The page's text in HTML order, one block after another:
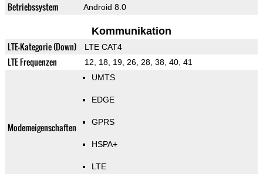
Betriebssystem Android 8.0
Kommunikation
LTE-Kategorie (Down) LTE CAT4
LTE Frequenzen 12, 18, 19, 26, 28, 38, 40, 41
Modemeigenschaften
UMTS
EDGE
GPRS
HSPA+
LTE